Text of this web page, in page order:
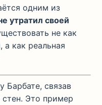
одним из
утратил своей
не как
а как реальная
Барбате, связав
Это пример